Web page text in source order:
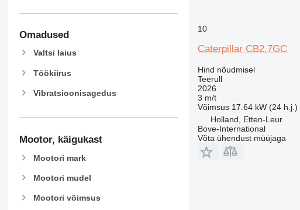
Omadused
Valtsi laius
Töökiirus
Vibratsioonisagedus
Mootor, käigukast
Mootori mark
Mootori mudel
Mootori võimsus
10
Caterpillar CB2.7GC
Hind nõudmisel
Teerull
2026
3 m/t
Võimsus 17.64 kW (24 h.j.)
Holland, Etten-Leur
Bove-International
Võta ühendust müüjaga